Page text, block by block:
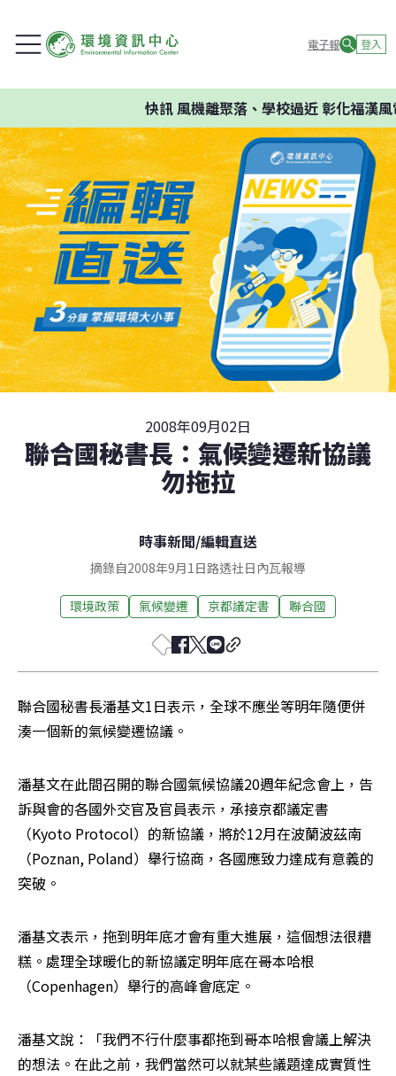
電子報 登入
快訊風機離聚落、學校過近 彰化福漢風
2008年09月02日
聯合國秘書長：氣候變遷新協議
勿拖拉
時事新聞/編輯直送
摘錄自2008年9月1日路透社日內瓦報導
環境政策 氣候變遷 京都議定書 聯合國
聯合國秘書長潘基文1日表示，全球不應坐等明年隨便併
湊一個新的氣候變遷協議。
潘基文在此間召開的聯合國氣候協議20週年紀念會上，告
訴與會的各國外交官及官員表示，承接京都議定書
（Kyoto Protocol）的新協議，將於12月在波蘭波茲南
（Poznan, Poland）舉行協商，各國應致力達成有意義的
突破。
潘基文表示，拖到明年底才會有重大進展，這個想法很糟
糕。處理全球暖化的新協議定明年底在哥本哈根
（Copenhagen）舉行的高峰會底定。
潘基文說：「我們不行什麼事都拖到哥本哈根會議上解決
的想法。在此之前，我們當然可以就某些議題達成實質性